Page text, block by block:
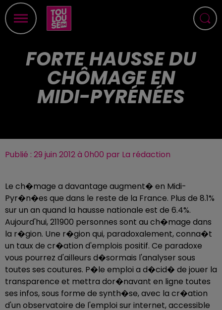
FORTE HAUSSE DU
CHÔMAGE EN
MIDI-PYRÉNÉES
Publié : 29 juin 2012 à 0h00 par La rédaction
Le ch�mage a davantage augment� en Midi-
Pyr�n�es que dans le reste de la France. Plus de 8.1%
sur un an quand la hausse nationale est de 6.4%.
Aujourd'hui, 211900 personnes sont au ch�mage dans
la r�gion. Une r�gion qui, paradoxalement, conna�t
un taux de cr�ation d'emplois positif. Ce paradoxe
vous pourrez d'ailleurs d�sormais l'analyser sous
toutes ses coutures. P�le emploi a d�cid� de jouer la
transparence et mettra dor�navant en ligne toutes
ses infos, sous forme de synth�se, avec la cr�ation
d'un observatoire de l'emploi sur internet, accessible